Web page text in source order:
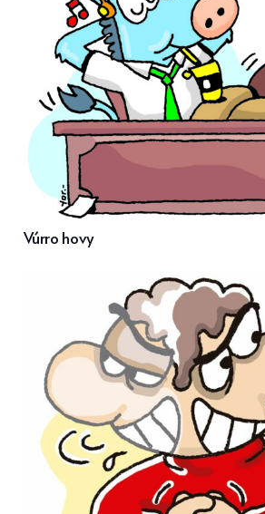
Vúrro hovy